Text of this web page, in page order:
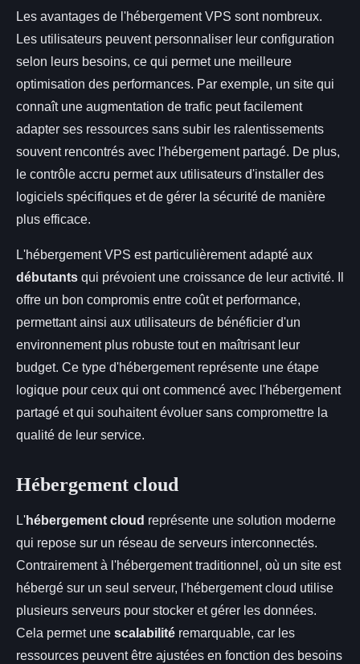
Les avantages de l'hébergement VPS sont nombreux.
Les utilisateurs peuvent personnaliser leur configuration
selon leurs besoins, ce qui permet une meilleure
optimisation des performances. Par exemple, un site qui
connaît une augmentation de trafic peut facilement
adapter ses ressources sans subir les ralentissements
souvent rencontrés avec l'hébergement partagé. De plus,
le contrôle accru permet aux utilisateurs d'installer des
logiciels spécifiques et de gérer la sécurité de manière
plus efficace.
L'hébergement VPS est particulièrement adapté aux
débutants qui prévoient une croissance de leur activité. Il
offre un bon compromis entre coût et performance,
permettant ainsi aux utilisateurs de bénéficier d'un
environnement plus robuste tout en maîtrisant leur
budget. Ce type d'hébergement représente une étape
logique pour ceux qui ont commencé avec l'hébergement
partagé et qui souhaitent évoluer sans compromettre la
qualité de leur service.
Hébergement cloud
L'hébergement cloud représente une solution moderne
qui repose sur un réseau de serveurs interconnectés.
Contrairement à l'hébergement traditionnel, où un site est
hébergé sur un seul serveur, l'hébergement cloud utilise
plusieurs serveurs pour stocker et gérer les données.
Cela permet une scalabilité remarquable, car les
ressources peuvent être ajustées en fonction des besoins